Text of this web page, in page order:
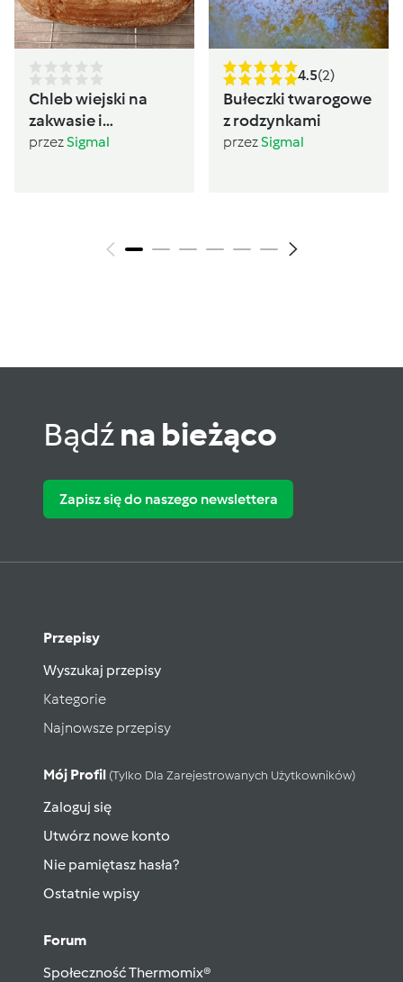
Chleb wiejski na
zakwasie i
drożdżach
przezSigmal
4.5(2)
Bułeczki twarogowe
z rodzynkami
przezSigmal
Bądźna bieżąco
Zapisz się do naszego newslettera
Przepisy
Wyszukaj przepisy
Kategorie
Najnowsze przepisy
Mój Profil (tylko Dla Zarejestrowanych Użytkowników)
Zaloguj się
Utwórz nowe konto
Nie pamiętasz hasła?
Ostatnie wpisy
Forum
Społeczność Thermomix®